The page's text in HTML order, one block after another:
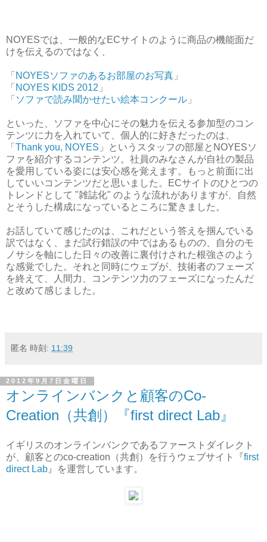
NOYESでは、一般的なECサイトのように商品の機能面だ
けを伝えるのではなく、
「 NOYESソファのあるお部屋のお写真 」
「 NOYES KIDS 2012 」
「 ソファで読み聞かせたい絵本コンクール 」
といった、ソファを中心にその魅力を伝える参加型のコン
テンツに力を入れていて、個人的に好きだったのは、
「 Thank you, NOYES 」というスタッフの部屋とNOYESソ
ファを紹介するコンテンツ。社員のみなさんが自社の製品
を愛用している姿には安心感を覚えます。もっと前面に出
していいコンテンツだと思いました。ECサイトのひとつの
トレンドとして "雑誌化" のような流れがありますが、自然
とそうした構成になっているところに驚きました。
お話していて感じたのは、これだという答えを掴んでいる
訳ではなく、まだ試行錯誤の中ではあるものの、自分のモ
ノサシを軸にした日々の改善に裏付けされた根強さのよう
な感覚でした。それと同時にウェブが、技術者のフェーズ
を終えて、人間力、コンテンツ力のフェーズになったんだ
と改めて感じました。
匿名 時刻: 11:39
2012年9月7日金曜日
オンラインバンクと顧客のCo-
Creation（共創）『first direct Lab』
イギリスのオンラインバンクであるファーストダイレクト
が、顧客とのco-creation（共創）を行うウェブサイト『first
direct Lab 』を運営しています。